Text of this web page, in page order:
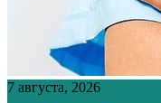
7 августа, 2026